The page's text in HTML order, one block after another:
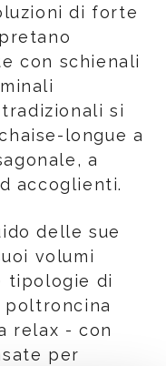
di forte
con schienali
si
longue a
a
accoglienti.
delle sue
volumi
tipologie di
poltroncina
relax - con
per